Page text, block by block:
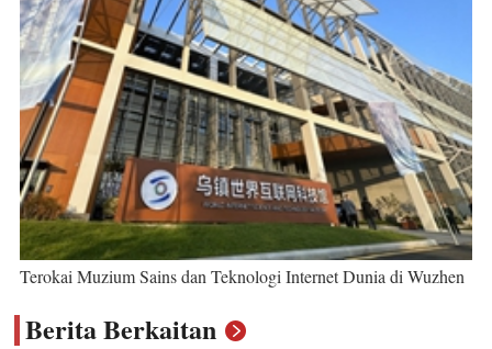
Terokai Muzium Sains dan Teknologi Internet Dunia di Wuzhen
Berita Berkaitan